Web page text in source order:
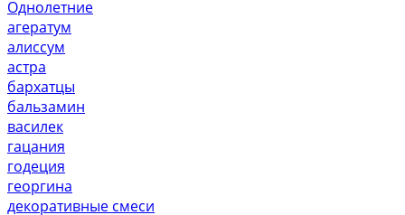
Однолетние
агератум
алиссум
астра
бархатцы
бальзамин
василек
гацания
годеция
георгина
декоративные смеси